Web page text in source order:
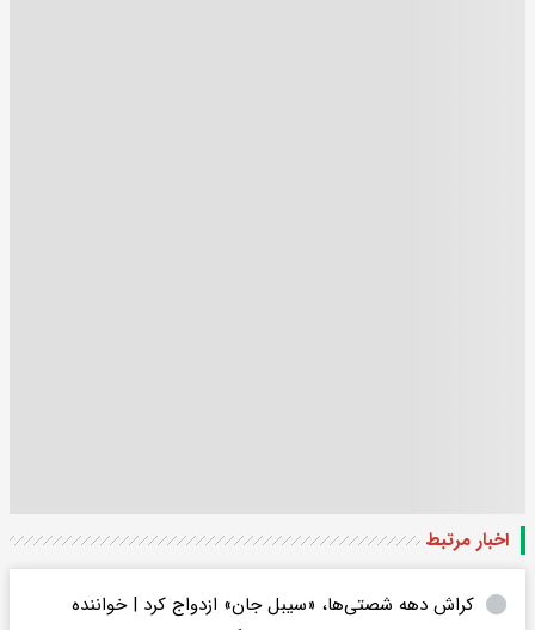
اخبار مرتبط
کراش دهه شصتی‌ها، «سیبل جان» ازدواج کرد | خواننده